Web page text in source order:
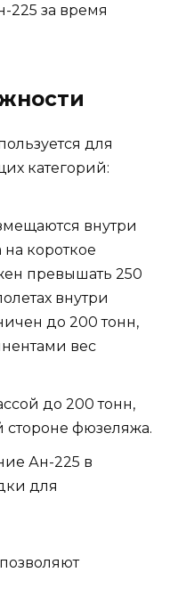
225 за время
для
категорий:
внутри
на короткое
превышать 250
внутри
до 200 тонн,
вес
до 200 тонн,
фюзеляжа.
Ан-225 в
для